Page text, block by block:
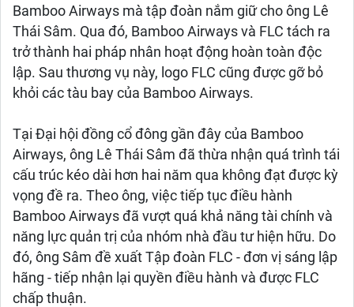
Bamboo Airways mà tập đoàn nắm giữ cho ông Lê
Thái Sâm. Qua đó, Bamboo Airways và FLC tách ra
trở thành hai pháp nhân hoạt động hoàn toàn độc
lập. Sau thương vụ này, logo FLC cũng được gỡ bỏ
khỏi các tàu bay của Bamboo Airways.
Tại Đại hội đồng cổ đông gần đây của Bamboo
Airways, ông Lê Thái Sâm đã thừa nhận quá trình tái
cấu trúc kéo dài hơn hai năm qua không đạt được kỳ
vọng đề ra. Theo ông, việc tiếp tục điều hành
Bamboo Airways đã vượt quá khả năng tài chính và
năng lực quản trị của nhóm nhà đầu tư hiện hữu. Do
đó, ông Sâm đề xuất Tập đoàn FLC - đơn vị sáng lập
hãng - tiếp nhận lại quyền điều hành và được FLC
chấp thuận.